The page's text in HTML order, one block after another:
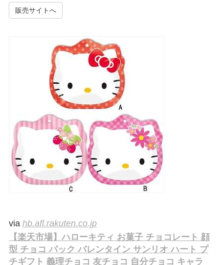
販売サイトへ
via hb.afl.rakuten.co.jp
【楽天市場】ハローキティ お菓子 チョコレート 顔
型 チョコ パック バレンタイン サンリオ ハート プ
チギフト 義理チョコ 友チョコ 自分チョコ キャラ